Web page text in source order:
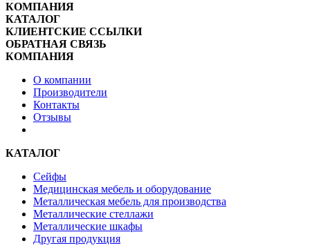
КОМПАНИЯ
КАТАЛОГ
КЛИЕНТСКИЕ ССЫЛКИ
ОБРАТНАЯ СВЯЗЬ
КОМПАНИЯ
О компании
Производители
Контакты
Отзывы
КАТАЛОГ
Сейфы
Медицинская мебель и оборудование
Металлическая мебель для производства
Металлические стеллажи
Металлические шкафы
Другая продукция